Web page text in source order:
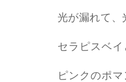
光が漏れて、
セラピスベ
ピンクのポ